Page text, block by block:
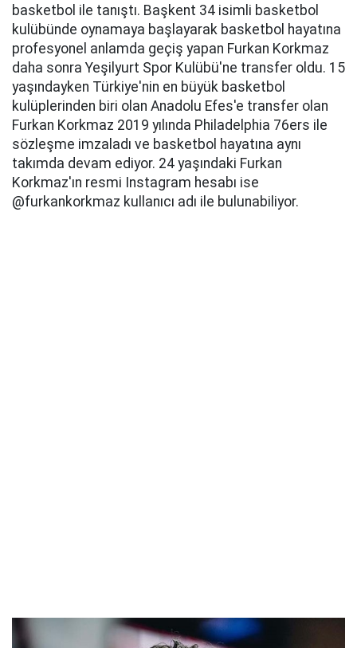
basketbol ile tanıştı. Başkent 34 isimli basketbol
kulübünde oynamaya başlayarak basketbol hayatına
profesyonel anlamda geçiş yapan Furkan Korkmaz
daha sonra Yeşilyurt Spor Kulübü'ne transfer oldu. 15
yaşındayken Türkiye'nin en büyük basketbol
kulüplerinden biri olan Anadolu Efes'e transfer olan
Furkan Korkmaz 2019 yılında Philadelphia 76ers ile
sözleşme imzaladı ve basketbol hayatına aynı
takımda devam ediyor. 24 yaşındaki Furkan
Korkmaz'ın resmi Instagram hesabı ise
@furkankorkmaz kullanıcı adı ile bulunabiliyor.